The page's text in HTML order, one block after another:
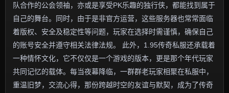
队合作的公会领袖，亦或是享受PK乐趣的独行侠，都能找到属于
自己的舞台。同时，由于是非官方运营，这些服务器也常常面临
着版权、安全及稳定性等问题，玩家在选择时需谨慎，确保自己
的账号安全并遵守相关法律法规。 此外，1.95传奇私服还承载着
一种情怀文化，它不仅仅是一个游戏的版本，更是那个年代玩家
共同记忆的载体。每当夜幕降临，一群群老玩家相聚在私服中，
重温旧梦，交流心得，那份跨越时空的友谊与默契，成为了传奇